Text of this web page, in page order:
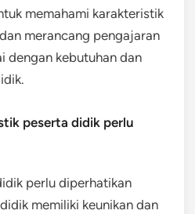
memahami karakteristik
merancang pengajaran
dengan kebutuhan dan
peserta didik perlu
perlu diperhatikan
memiliki keunikan dan